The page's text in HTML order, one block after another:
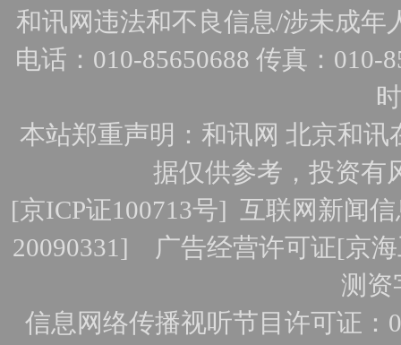
和讯网违法和不良信息/涉未成年
电话：010-85650688 传真：010-
本站郑重声明：和讯网 北京和
据仅供参考，投资有
[京ICP证100713号]互联网新闻
20090331] 广告经营许可证[京
测资
信息网络传播视听节目许可证：